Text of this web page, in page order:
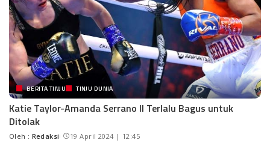
BERITA TINJU TINJU DUNIA
Katie Taylor-Amanda Serrano II Terlalu Bagus untuk
Ditolak
Oleh : Redaksi 19 April 2024 | 12:45